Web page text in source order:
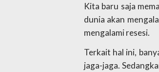
Kita baru saja
dunia akan
mengalami resesi.
Terkait hal ini,
jaga-jaga.